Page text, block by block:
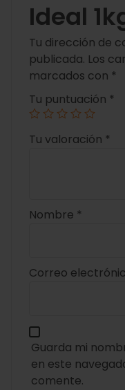
Ideal
Tu dirección de
publicada. Los
marcados con *
Tu puntuación *
Tu valoración *
Nombre *
Correo
Guarda mi
en este
comente.